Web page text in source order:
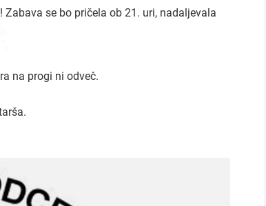
se bo pričela ob 21. uri, nadaljevala
na progi ni odveč.